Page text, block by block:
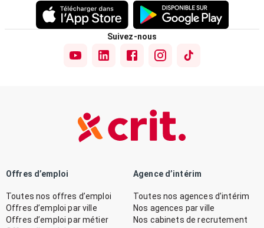
Suivez-nous
Offres d’emploi
Toutes nos offres d’emploi
Offres d’emploi par ville
Offres d’emploi par métier
Agence d’intérim
Toutes nos agences d’intérim
Nos agences par ville
Nos cabinets de recrutement